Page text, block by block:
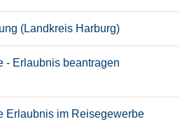
(Landkreis Harburg)
- Erlaubnis beantragen
Erlaubnis im Reisegewerbe